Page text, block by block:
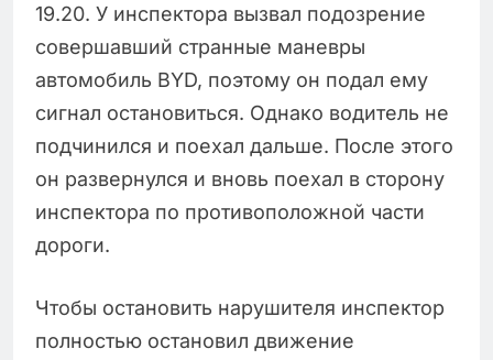
19.20. У инспектора вызвал подозрение
совершавший странные маневры
автомобиль BYD, поэтому он подал ему
сигнал остановиться. Однако водитель не
подчинился и поехал дальше. После этого
он развернулся и вновь поехал в сторону
инспектора по противоположной части
дороги.
Чтобы остановить нарушителя инспектор
полностью остановил движение